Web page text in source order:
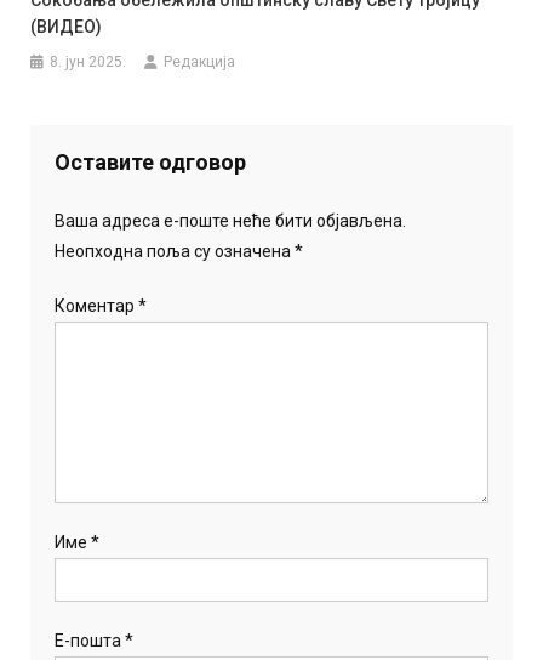
(ВИДЕО)
8. јун 2025. Редакција
Оставите одговор
Ваша адреса е-поште неће бити објављена.
Неопходна поља су означена*
Коментар*
Име*
Е-пошта*